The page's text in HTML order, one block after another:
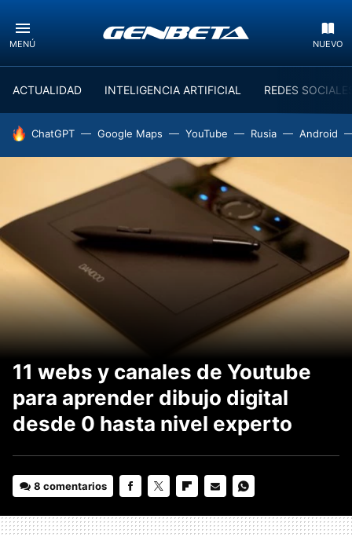
MENÚ NUEVO
ACTUALIDAD INTELIGENCIA ARTIFICIAL REDES
HOY SE HABLA DE
ChatGPT Google Maps YouTube Rusia Android
11 webs y canales de Youtube
para aprender dibujo digital
desde 0 hasta nivel experto
8 comentarios
MAIL